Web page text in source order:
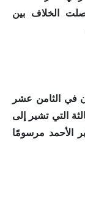
الخلاف بين
في الثامن عشر
التي تشير إلى
الأحمد مرسومًا